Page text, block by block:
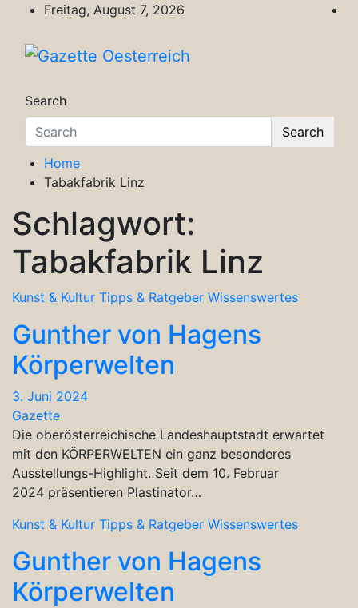
content
Freitag, August 7, 2026
Search
Search
Home
Tabakfabrik Linz
Schlagwort:
Tabakfabrik Linz
Kunst & Kultur Tipps & Ratgeber Wissenswertes
Gunther von Hagens
Körperwelten
3. Juni 2024
Gazette
Die oberösterreichische Landeshauptstadt erwartet
mit den KÖRPERWELTEN ein ganz besonderes
Ausstellungs-Highlight. Seit dem 10. Februar
2024 präsentieren Plastinator…
Kunst & Kultur Tipps & Ratgeber Wissenswertes
Gunther von Hagens
Körperwelten